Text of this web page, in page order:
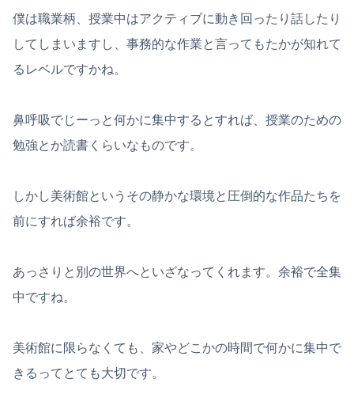
僕は職業柄、授業中はアクティブに動き回ったり話したり
してしまいますし、事務的な作業と言ってもたかが知れて
るレベルですかね。
鼻呼吸でじーっと何かに集中するとすれば、授業のための
勉強とか読書くらいなものです。
しかし美術館というその静かな環境と圧倒的な作品たちを
前にすれば余裕です。
あっさりと別の世界へといざなってくれます。余裕で全集
中ですね。
美術館に限らなくても、家やどこかの時間で何かに集中で
きるってとても大切です。